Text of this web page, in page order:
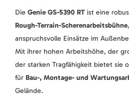
Die Genie GS-5390 RT ist eine
Rough-Terrain-Scherenarbeitsbühne
anspruchsvolle Einsätze im
Mit ihrer hohen Arbeitshöhe, der
der starken Tragfähigkeit bietet sie
für Bau-, Montage- und
Gelände.